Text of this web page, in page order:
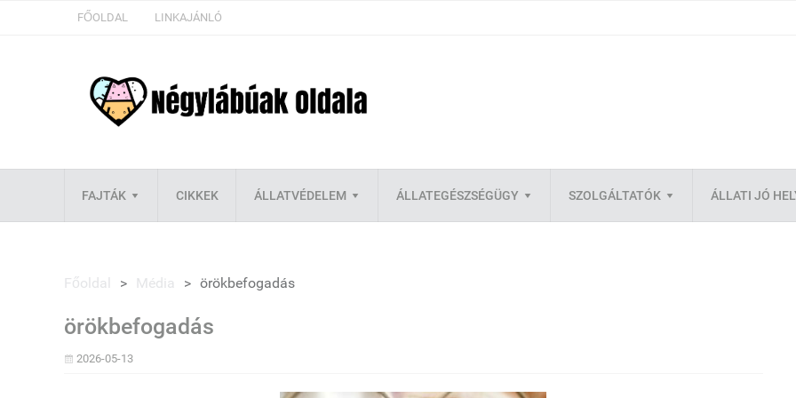
FŐOLDAL LINKAJÁNLÓ
FAJTÁK CIKKEK ÁLLATVÉDELEM ÁLLATEGÉSZSÉGÜGY SZOLGÁLTATÓK ÁLLATI JÓ
Főoldal > Média > örökbefogadás
örökbefogadás
2026-05-13